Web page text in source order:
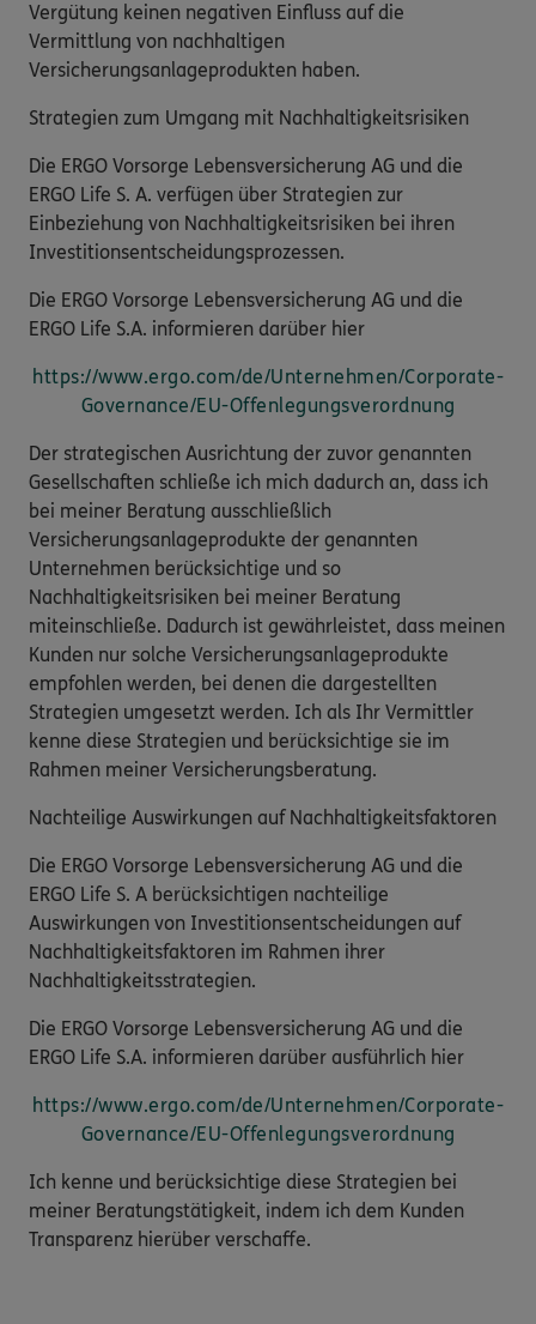
Vergütung keinen negativen Einfluss auf die
Vermittlung von nachhaltigen
Versicherungsanlageprodukten haben.
Strategien zum Umgang mit Nachhaltigkeitsrisiken
Die ERGO Vorsorge Lebensversicherung AG und die
ERGO Life S. A. verfügen über Strategien zur
Einbeziehung von Nachhaltigkeitsrisiken bei ihren
Investitionsentscheidungsprozessen.
Die ERGO Vorsorge Lebensversicherung AG und die
ERGO Life S.A. informieren darüber hier
https://www.ergo.com/de/Unternehmen/Corporate-
Governance/EU-Offenlegungsverordnung
Der strategischen Ausrichtung der zuvor genannten
Gesellschaften schließe ich mich dadurch an, dass ich
bei meiner Beratung ausschließlich
Versicherungsanlageprodukte der genannten
Unternehmen berücksichtige und so
Nachhaltigkeitsrisiken bei meiner Beratung
miteinschließe. Dadurch ist gewährleistet, dass meinen
Kunden nur solche Versicherungsanlageprodukte
empfohlen werden, bei denen die dargestellten
Strategien umgesetzt werden. Ich als Ihr Vermittler
kenne diese Strategien und berücksichtige sie im
Rahmen meiner Versicherungsberatung.
Nachteilige Auswirkungen auf Nachhaltigkeitsfaktoren
Die ERGO Vorsorge Lebensversicherung AG und die
ERGO Life S. A berücksichtigen nachteilige
Auswirkungen von Investitionsentscheidungen auf
Nachhaltigkeitsfaktoren im Rahmen ihrer
Nachhaltigkeitsstrategien.
Die ERGO Vorsorge Lebensversicherung AG und die
ERGO Life S.A. informieren darüber ausführlich hier
https://www.ergo.com/de/Unternehmen/Corporate-
Governance/EU-Offenlegungsverordnung
Ich kenne und berücksichtige diese Strategien bei
meiner Beratungstätigkeit, indem ich dem Kunden
Transparenz hierüber verschaffe.